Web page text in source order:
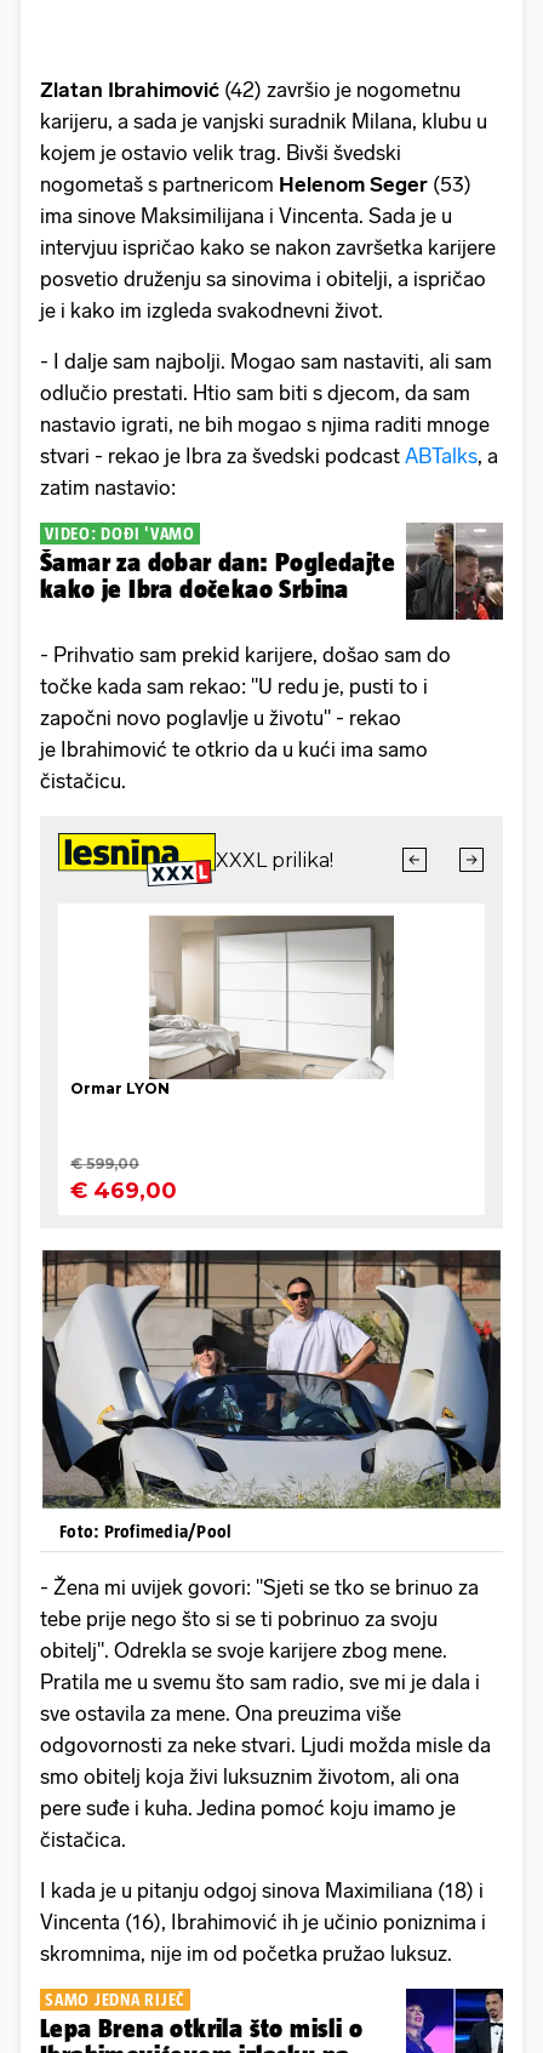
Zlatan Ibrahimović (42) završio je nogometnu
karijeru, a sada je vanjski suradnik Milana, klubu u
kojem je ostavio velik trag. Bivši švedski
nogometaš s partnericom Helenom Seger (53)
ima sinove Maksimilijana i Vincenta. Sada je u
intervjuu ispričao kako se nakon završetka karijere
posvetio druženju sa sinovima i obitelji, a ispričao
je i kako im izgleda svakodnevni život.
- I dalje sam najbolji. Mogao sam nastaviti, ali sam
odlučio prestati. Htio sam biti s djecom, da sam
nastavio igrati, ne bih mogao s njima raditi mnoge
stvari - rekao je Ibra za švedski podcast ABTalks, a
zatim nastavio:
VIDEO: DOĐI 'VAMO
Šamar za dobar dan: Pogledajte
kako je Ibra dočekao Srbina
- Prihvatio sam prekid karijere, došao sam do
točke kada sam rekao: "U redu je, pusti to i
započni novo poglavlje u životu" - rekao
je Ibrahimović te otkrio da u kući ima samo
čistačicu.
Foto: Profimedia/Pool
- Žena mi uvijek govori: "Sjeti se tko se brinuo za
tebe prije nego što si se ti pobrinuo za svoju
obitelj". Odrekla se svoje karijere zbog mene.
Pratila me u svemu što sam radio, sve mi je dala i
sve ostavila za mene. Ona preuzima više
odgovornosti za neke stvari. Ljudi možda misle da
smo obitelj koja živi luksuznim životom, ali ona
pere suđe i kuha. Jedina pomoć koju imamo je
čistačica.
I kada je u pitanju odgoj sinova Maximiliana (18) i
Vincenta (16), Ibrahimović ih je učinio poniznima i
skromnima, nije im od početka pružao luksuz.
SAMO JEDNA RIJEČ
Lepa Brena otkrila što misli o